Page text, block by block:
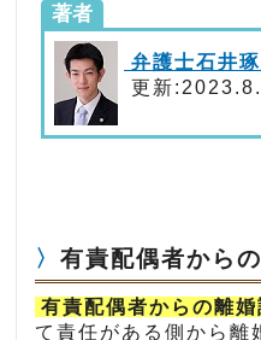
著者
弁護士石井
更新
有責配偶者から
有責配偶者からの離婚
て責任がある側から離